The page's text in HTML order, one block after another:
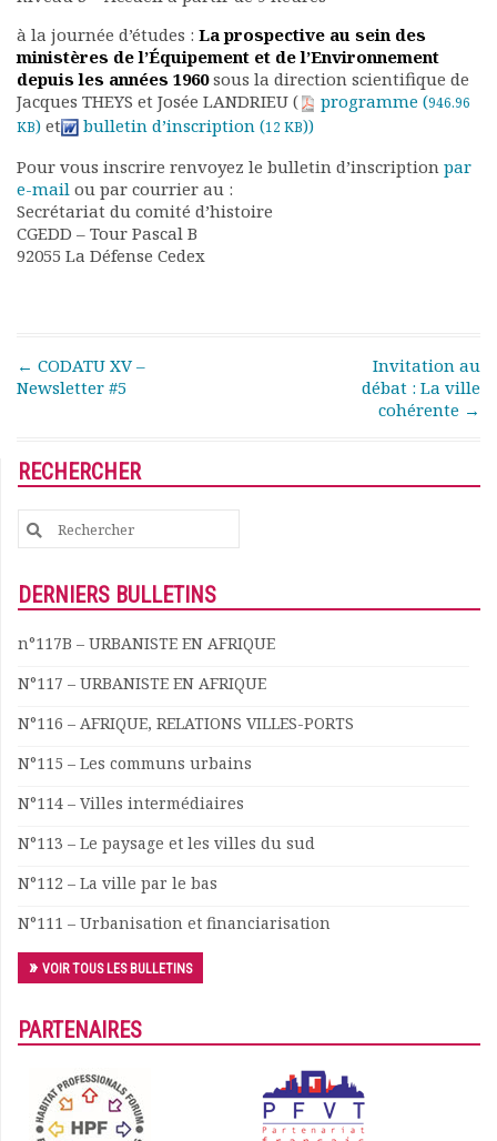
Présentation du bulletin
Comité de rédaction
Bulletins Villes en
développement
Kiosk
Ressources
Nos actions
Podcast-AdP
Dîners débats
Evénements
Les adhérents
Annuaire
Offres d’emploi
Forum
Nous contacter
à la journée d’études : La prospective au sein des
ministères de l’Équipement et de l’Environnement
depuis les années 1960sous la direction scientifique de
Jacques THEYS et Josée LANDRIEU (
programme (946.96
KB) et bulletin d’inscription (12 KB))
Pour vous inscrire renvoyez le bulletin d’inscription par
e-mail ou par courrier au :
Secrétariat du comité d’histoire
CGEDD – Tour Pascal B
92055 La Défense Cedex
Post navigation
← CODATU XV –
Newsletter #5
Invitation au
débat : La ville
cohérente →
RECHERCHER
Search
for:
DERNIERS BULLETINS
n°117B – URBANISTE EN AFRIQUE
N°117 – URBANISTE EN AFRIQUE
N°116 – AFRIQUE, RELATIONS VILLES-PORTS
N°115 – Les communs urbains
N°114 – Villes intermédiaires
N°113 – Le paysage et les villes du sud
N°112 – La ville par le bas
N°111 – Urbanisation et financiarisation
VOIR TOUS LES BULLETINS
PARTENAIRES